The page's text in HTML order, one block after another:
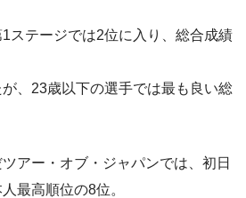
ステージでは2位に入り、総合成績
、23歳以下の選手では最も良い総
アー・オブ・ジャパンでは、初日
最高順位の8位。